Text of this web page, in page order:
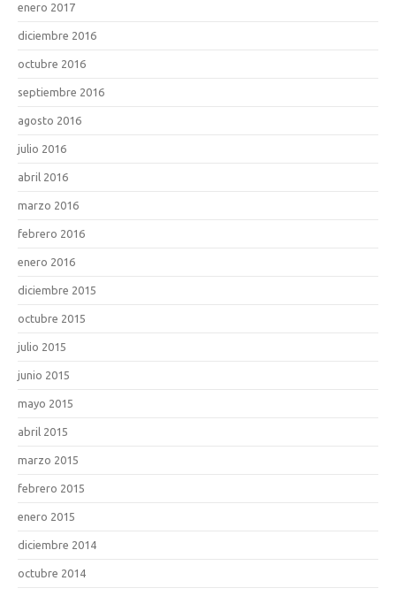
enero 2017
diciembre 2016
octubre 2016
septiembre 2016
agosto 2016
julio 2016
abril 2016
marzo 2016
febrero 2016
enero 2016
diciembre 2015
octubre 2015
julio 2015
junio 2015
mayo 2015
abril 2015
marzo 2015
febrero 2015
enero 2015
diciembre 2014
octubre 2014